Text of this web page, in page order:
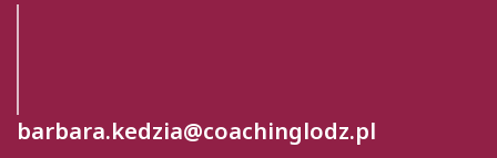
barbara.kedzia@coachinglodz.pl